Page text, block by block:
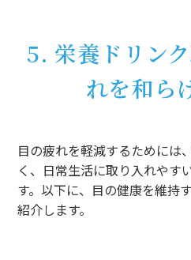
5. 栄養ドリン
れを和ら
目の疲れを軽減するためには
く、日常生活に取り入れやす
す。以下に、目の健康を維持
紹介します。